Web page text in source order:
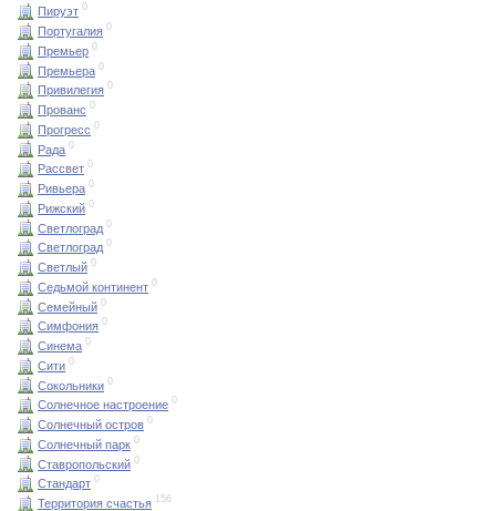
Пируэт 0
Португалия 0
Премьер 0
Премьера 0
Привилегия 0
Прованс 0
Прогресс 0
Рада 0
Рассвет 0
Ривьера 0
Рижский 0
Светлоград 0
Светлоград 0
Светлый 0
Седьмой континент 0
Семейный 0
Симфония 0
Синема 0
Сити 0
Сокольники 0
Солнечное настроение 0
Солнечный остров 0
Солнечный парк 0
Ставропольский 0
Стандарт 0
Территория счастья 156